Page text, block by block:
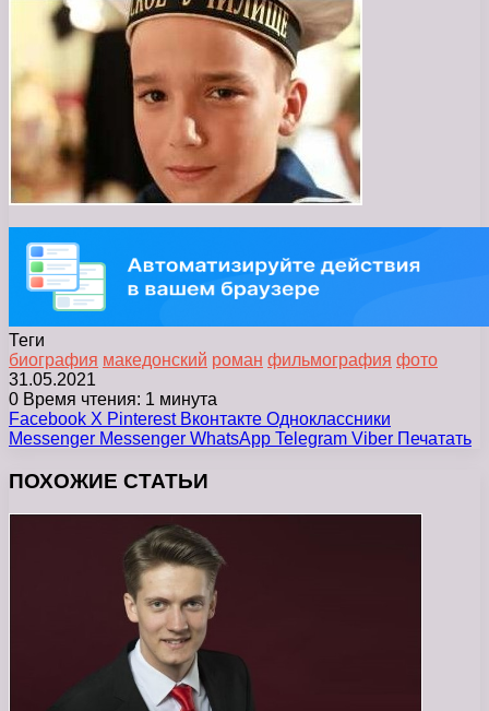
Теги
биография македонский роман фильмография фото
31.05.2021
0 Время чтения: 1 минута
Facebook X Pinterest Вконтакте Одноклассники
Messenger Messenger WhatsApp Telegram Viber Печатать
ПОХОЖИЕ СТАТЬИ